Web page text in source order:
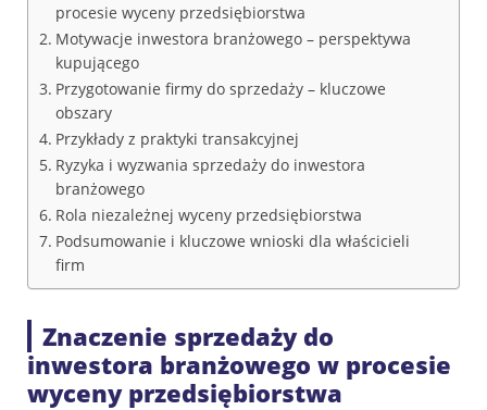
procesie wyceny przedsiębiorstwa
Motywacje inwestora branżowego – perspektywa
kupującego
Przygotowanie firmy do sprzedaży – kluczowe
obszary
Przykłady z praktyki transakcyjnej
Ryzyka i wyzwania sprzedaży do inwestora
branżowego
Rola niezależnej wyceny przedsiębiorstwa
Podsumowanie i kluczowe wnioski dla właścicieli
firm
Znaczenie sprzedaży do
inwestora branżowego w procesie
wyceny przedsiębiorstwa